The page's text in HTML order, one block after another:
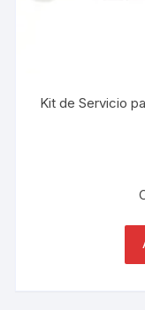
Kit de Servicio